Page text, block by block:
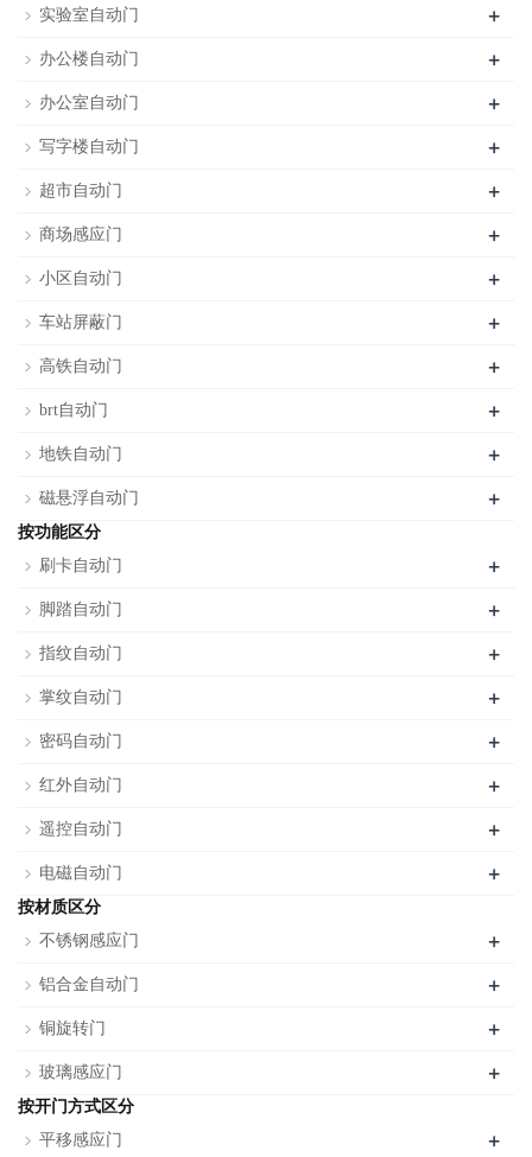
实验室自动门 +
办公楼自动门 +
办公室自动门 +
写字楼自动门 +
超市自动门 +
商场感应门 +
小区自动门 +
车站屏蔽门 +
高铁自动门 +
brt自动门 +
地铁自动门 +
磁悬浮自动门 +
按功能区分
刷卡自动门
+
脚踏自动门 +
指纹自动门 +
掌纹自动门 +
密码自动门 +
红外自动门 +
遥控自动门 +
电磁自动门 +
按材质区分
不锈钢感应门
+
铝合金自动门 +
铜旋转门 +
玻璃感应门 +
按开门方式区分
平移感应门
+